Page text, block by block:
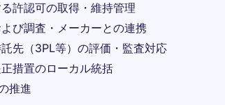
許認可の取得・維持管理
び調査・メーカーとの連携
先（3PL等）の評価・監査対応
措置のローカル統括
推進